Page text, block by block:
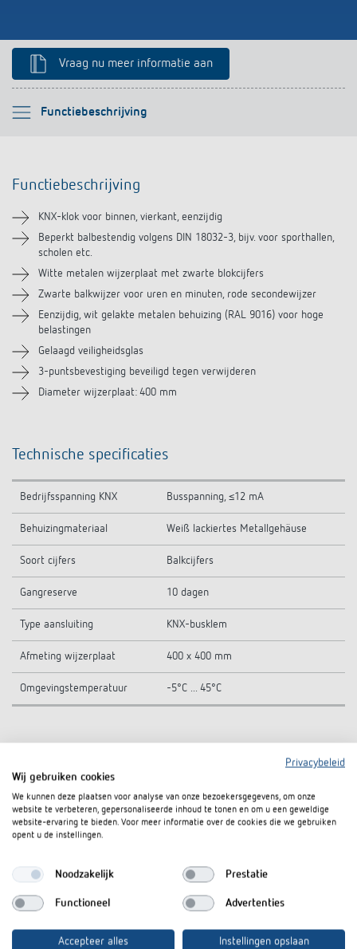
voordelig schakelen
Vraag nu meer informatie aan
Functiebeschrijving
Selecteer alstublieft
Technische informatie
Downloads
Functiebeschrijving
KNX-klok voor binnen, vierkant, eenzijdig
Beperkt balbestendig volgens DIN 18032-3, bijv. voor sporthallen,
scholen etc.
Witte metalen wijzerplaat met zwarte blokcijfers
Zwarte balkwijzer voor uren en minuten, rode secondewijzer
Eenzijdig, wit gelakte metalen behuizing (RAL 9016) voor hoge
belastingen
Gelaagd veiligheidsglas
3-puntsbevestiging beveiligd tegen verwijderen
Diameter wijzerplaat: 400 mm
Technische specificaties
Bedrijfsspanning KNX Busspanning, ≤12 mA
Behuizingmateriaal Weiß lackiertes Metallgehäuse
Soort cijfers Balkcijfers
Gangreserve 10 dagen
Type aansluiting KNX-busklem
Afmeting wijzerplaat 400 x 400 mm
Omgevingstemperatuur -5°C ... 45°C
Handboek PDF OSIRIA (609,4 kB)
Bedieningshandleiding
producten)
products) (22,1 MB)
Information Notice EU
OSIRIA 251 BQ KNX-Information
Privacybeleid
Wij gebruiken cookies
We kunnen deze plaatsen voor analyse van onze bezoekersgegevens, om onze
website te verbeteren, gepersonaliseerde inhoud te tonen en om u een geweldige
website-ervaring te bieden. Voor meer informatie over de cookies die we gebruiken
opent u de instellingen.
Noodzakelijk Prestatie
Functioneel Advertenties
Accepteer alles Instellingen opslaan